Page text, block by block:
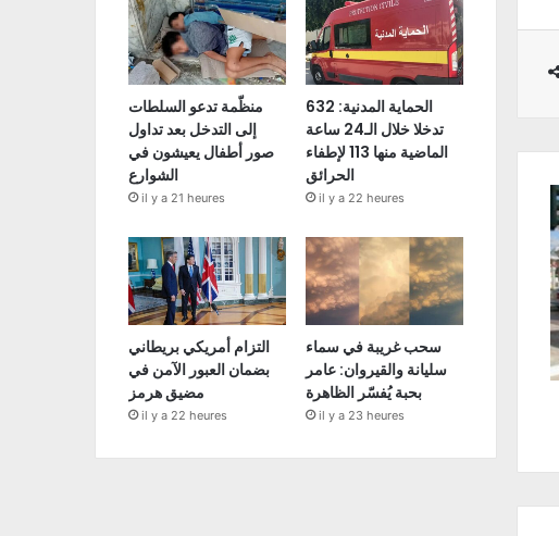
منظّمة تدعو السلطات
إلى التدخل بعد تداول
صور أطفال يعيشون في
الشوارع
il y a 21 heures
الحماية المدنية: 632
تدخلا خلال الـ24 ساعة
الماضية منها 113 لإطفاء
الحرائق
il y a 22 heures
التزام أمريكي بريطاني
بضمان العبور الآمن في
مضيق هرمز
il y a 22 heures
سحب غريبة في سماء
سليانة والقيروان: عامر
بحبة يُفسّر الظاهرة
il y a 23 heures